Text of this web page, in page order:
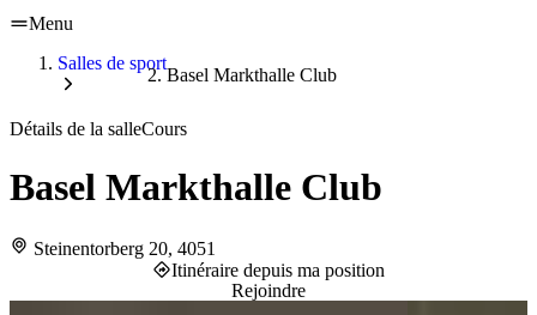
Menu
Salles de sport
Basel Markthalle Club
Détails de la salleCours
Basel Markthalle Club
Steinentorberg 20, 4051
Itinéraire depuis ma position
Rejoindre